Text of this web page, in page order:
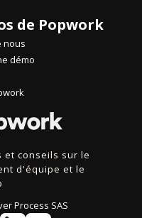
et conseils sur le
d'équipe et le
Process SAS
de Popwork
nous
démo
!
sûrs que le contenu de ce site
?